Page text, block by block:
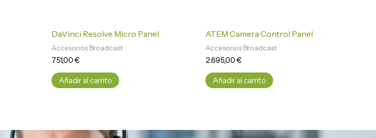
DaVinci Resolve Micro Panel
Accesorios Broadcast
751,00€
Añadir al carrito
ATEM Camera Control Panel
Accesorios Broadcast
2.695,00€
Añadir al carrito